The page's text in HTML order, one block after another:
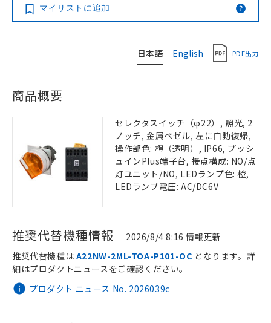
マイリストに追加
日本語 English PDF出力
商品概要
セレクタスイッチ（φ22）, 照光, 2
ノッチ, 金属ベゼル, 左に自動復帰,
操作部色: 橙（透明）, IP66, プッシ
ュインPlus端子台, 接点構成: NO/点
灯ユニット/NO, LEDランプ色: 橙,
LEDランプ電圧: AC/DC6V
推奨代替機種情報 2026/8/4 8:16 情報更新
プロダクト ニュース No. 2026039c
推奨代替機種は A22NW-2ML-TOA-P101-OC となります。詳
細はプロダクトニュースをご確認ください。